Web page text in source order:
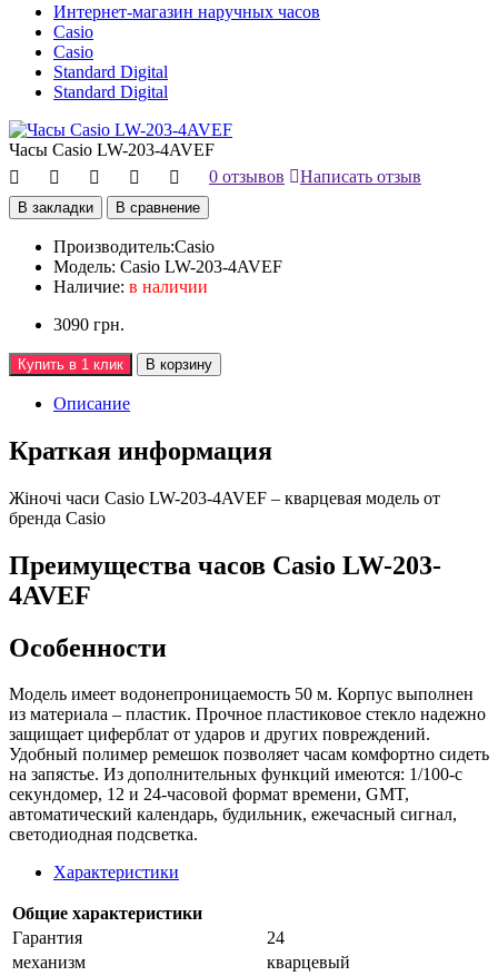
Интернет-магазин наручных часов
Casio
Casio
Standard Digital
Standard Digital
Часы Casio LW-203-4AVEF
0 отзывов
Написать отзыв
В закладки В сравнение
Производитель:Casio
Модель: Casio LW-203-4AVEF
Наличие: в наличии
3090 грн.
Купить в 1 клик В корзину
Описание
Краткая информация
Жiночi часи Casio LW-203-4AVEF – кварцевая модель от
бренда Casio
Преимущества часов Casio LW-203-
4AVEF
Особенности
Модель имеет водонепроницаемость 50 м. Корпус выполнен
из материала – пластик. Прочное пластиковое стекло надежно
защищает циферблат от ударов и других повреждений.
Удобный полимер ремешок позволяет часам комфортно сидеть
на запястье. Из дополнительных функций имеются: 1/100-с
секундомер, 12 и 24-часовой формат времени, GMT,
автоматический календарь, будильник, ежечасный сигнал,
светодиодная подсветка.
Характеристики
Общие характеристики
Гарантия
24
механизм
кварцевый